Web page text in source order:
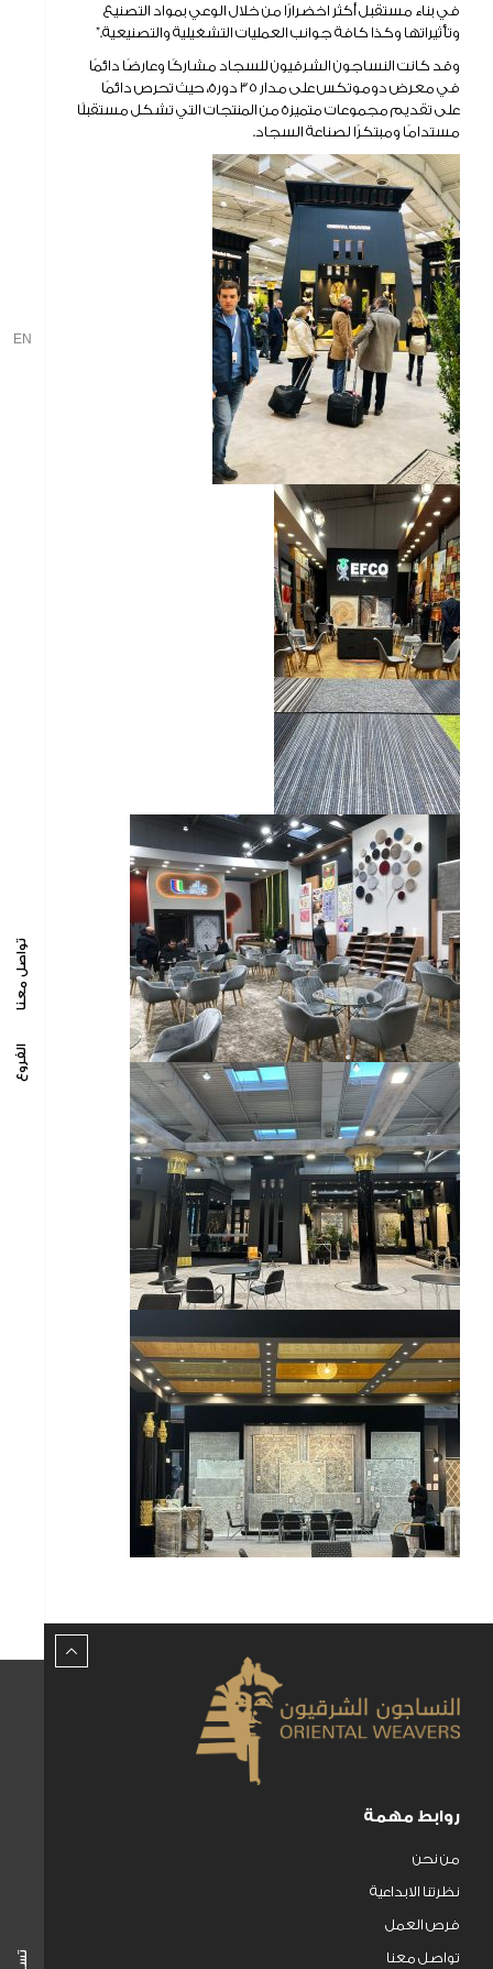
EN
تواصل معنا
الفروع
في بناء مستقبل أكثر اخضرارًا من خلال الوعي بمواد التصنيع
وتأثيراتها وكذا كافة جوانب العمليات التشغيلية والتصنيعية.”
وقد كانت النساجون الشرقيون للسجاد مشاركًا وعارضًا دائمًا
في معرض دوموتكس على مدار 35 دورة، حيث تحرص دائمًا
على تقديم مجموعات متميزة من المنتجات التي تشكل مستقبلًا
مستدامًا ومبتكرًا لصناعة السجاد.
روابط مهمة
من نحن
نظرتنا الابداعية
فرص العمل
تواصل معنا